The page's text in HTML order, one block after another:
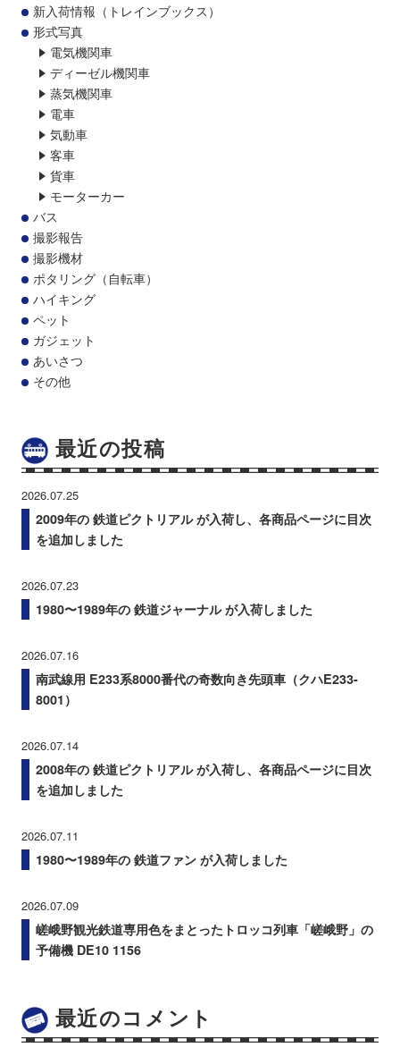
新入荷情報（トレインブックス）
形式写真
電気機関車
ディーゼル機関車
蒸気機関車
電車
気動車
客車
貨車
モーターカー
バス
撮影報告
撮影機材
ポタリング（自転車）
ハイキング
ペット
ガジェット
あいさつ
その他
最近の投稿
2026.07.25
2009年の 鉄道ピクトリアル が入荷し、各商品ページに目次
を追加しました
2026.07.23
1980〜1989年の 鉄道ジャーナル が入荷しました
2026.07.16
南武線用 E233系8000番代の奇数向き先頭車（クハE233-
8001）
2026.07.14
2008年の 鉄道ピクトリアル が入荷し、各商品ページに目次
を追加しました
2026.07.11
1980〜1989年の 鉄道ファン が入荷しました
2026.07.09
嵯峨野観光鉄道専用色をまとったトロッコ列車「嵯峨野」の
予備機 DE10 1156
最近のコメント